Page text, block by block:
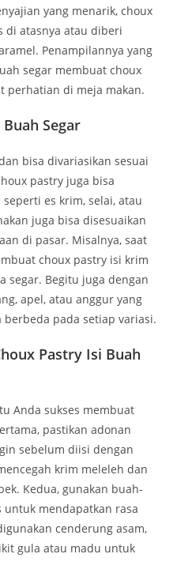
yang menarik, choux
di atasnya atau diberi
Penampilannya yang
segar membuat choux
perhatian di meja makan.
Segar
bisa divariasikan sesuai
pastry juga bisa
es krim, selai, atau
juga bisa disesuaikan
di pasar. Misalnya, saat
choux pastry isi krim
segar. Begitu juga dengan
apel, atau anggur yang
pada setiap variasi.
Pastry Isi Buah
Anda sukses membuat
pastikan adonan
sebelum diisi dengan
krim meleleh dan
Kedua, gunakan buah-
untuk mendapatkan rasa
cenderung asam,
gula atau madu untuk